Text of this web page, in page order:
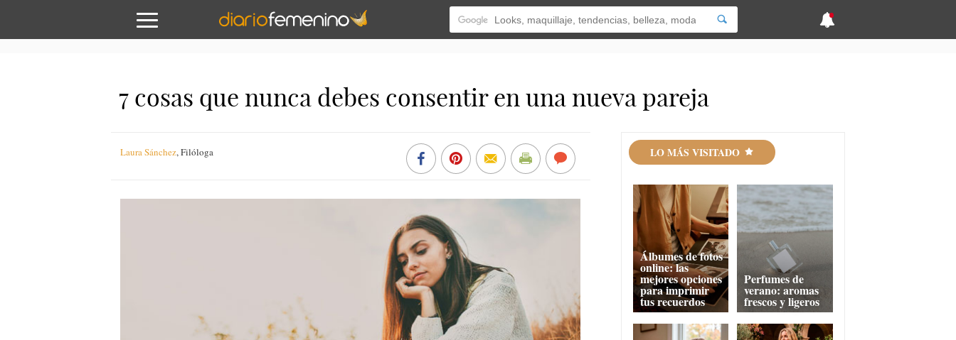
7 cosas que nunca debes consentir en una nueva pareja
Laura Sánchez,Filóloga LO MÁS VISITADO
Álbumes de fotos
online: las
mejores opciones
para imprimir
tus recuerdos
Perfumes de
verano: aromas
frescos y ligeros